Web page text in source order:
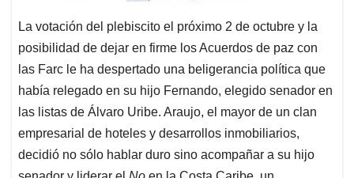
La votación del plebiscito el próximo 2 de octubre y la
posibilidad de dejar en firme los Acuerdos de paz con
las Farc le ha despertado una beligerancia política que
había relegado en su hijo Fernando, elegido senador en
las listas de Álvaro Uribe. Araujo, el mayor de un clan
empresarial de hoteles y desarrollos inmobiliarios,
decidió no sólo hablar duro sino acompañar a su hijo